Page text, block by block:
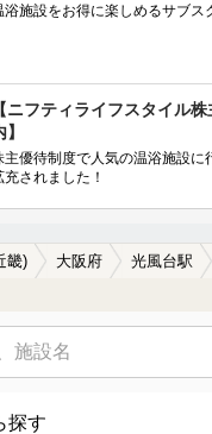
浴施設をお得に楽しめるサブス
【ニフティライフスタイル
】
主優待制度で人気の温浴施設に
充されました！
畿) 大阪府 光風台駅
探す